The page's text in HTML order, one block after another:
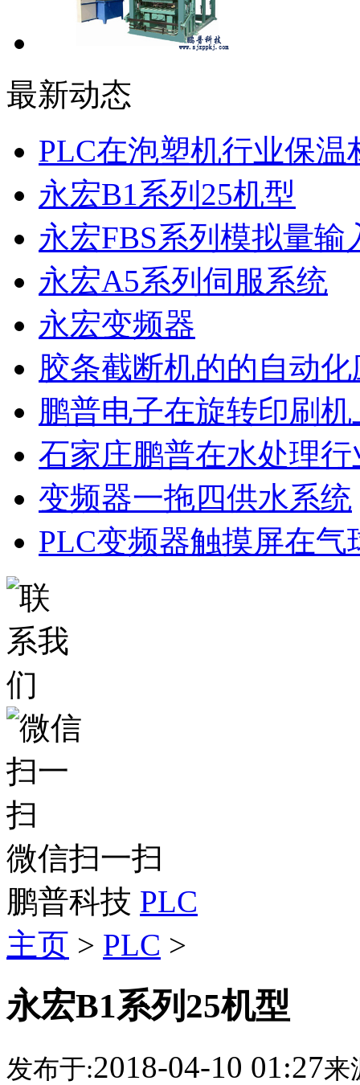
最新动态
PLC在泡塑机行业保温
永宏B1系列25机型
永宏FBS系列模拟量输
永宏A5系列伺服系统
永宏变频器
胶条截断机的的自动
鹏普电子在旋转印刷
石家庄鹏普在水处理
变频器一拖四供水系统
PLC变频器触摸屏在气
微信扫一扫
鹏普科技 PLC
主页 > PLC >
永宏B1系列25机型
发布于:2018-04-10 01:27来